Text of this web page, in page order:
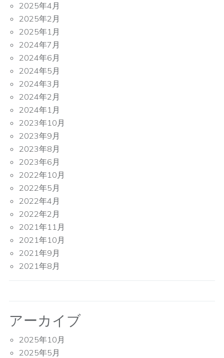
2025年4月
2025年2月
2025年1月
2024年7月
2024年6月
2024年5月
2024年3月
2024年2月
2024年1月
2023年10月
2023年9月
2023年8月
2023年6月
2022年10月
2022年5月
2022年4月
2022年2月
2021年11月
2021年10月
2021年9月
2021年8月
アーカイブ
2025年10月
2025年5月